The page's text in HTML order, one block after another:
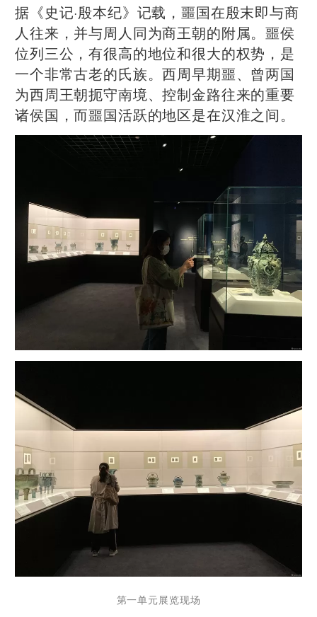
据《史记·殷本纪》记载，噩国在殷末即与商
人往来，并与周人同为商王朝的附属。噩侯
位列三公，有很高的地位和很大的权势，是
一个非常古老的氏族。西周早期噩、曾两国
为西周王朝扼守南境、控制金路往来的重要
诸侯国，而噩国活跃的地区是在汉淮之间。
第一单元展览现场